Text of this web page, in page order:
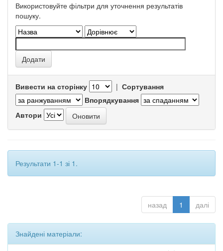
Використовуйте фільтри для уточнення результатів
пошуку.
Вивести на сторінку | Сортування
Впорядкування
Автори
Результати 1-1 зі 1.
назад 1 далі
Знайдені матеріали: